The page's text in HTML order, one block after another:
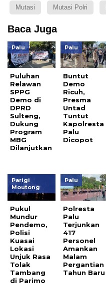
Mutasi Mutasi Polri
Baca Juga
Palu
Puluhan
Relawan
SPPG
Demo di
DPRD
Sulteng,
Dukung
Program
MBG
Dilanjutkan
Palu
Buntut
Demo
Ricuh,
Presma
Untad
Tuntut
Kapolresta
Palu
Dicopot
Parigi
Moutong
Pukul
Mundur
Pendemo,
Polisi
Kuasai
Lokasi
Unjuk Rasa
Tolak
Tambang
di Parimo
Palu
Polresta
Palu
Terjunkan
417
Personel
Amankan
Malam
Pergantian
Tahun Baru